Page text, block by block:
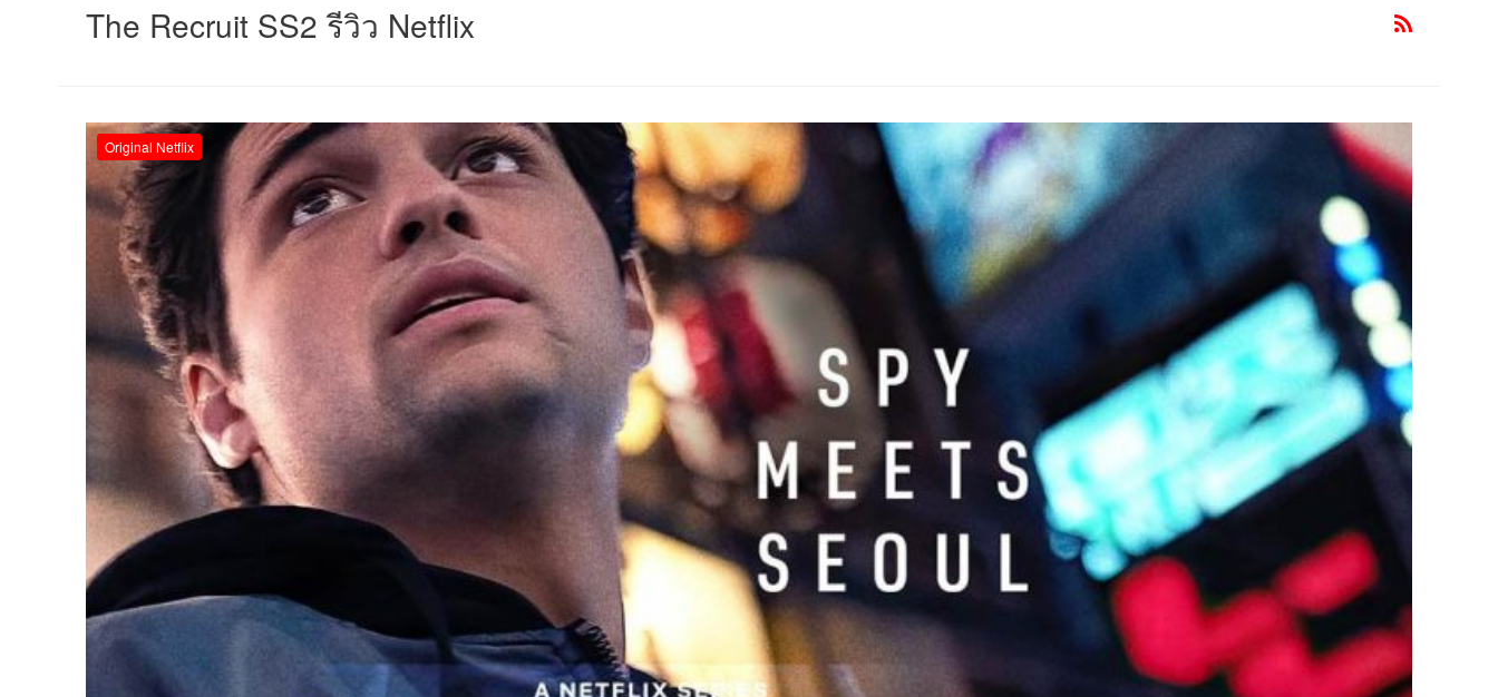
The Recruit SS2 รีวิว Netflix
Original Netflix